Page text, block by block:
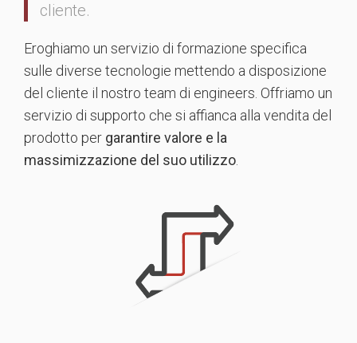
cliente.
Eroghiamo un servizio di formazione specifica
sulle diverse tecnologie mettendo a disposizione
del cliente il nostro team di engineers. Offriamo un
servizio di supporto che si affianca alla vendita del
prodotto per garantire valore e la
massimizzazione del suo utilizzo.